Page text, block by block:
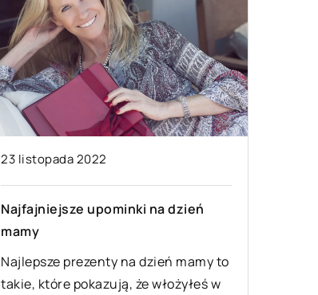
23 listopada 2022
Najfajniejsze upominki na dzień
mamy
Najlepsze prezenty na dzień mamy to
takie, które pokazują, że włożyłeś w